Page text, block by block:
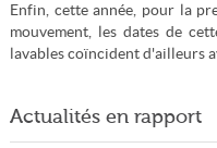
Enfin, cette année, pour la
mouvement, les dates de
lavables coïncident d'ailleurs
Actualités en rapport